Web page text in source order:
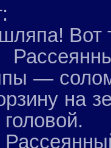
Вот
—
на